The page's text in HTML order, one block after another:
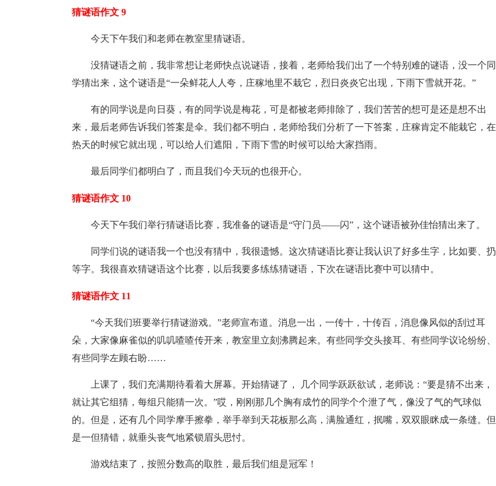
猜谜语作文 9
今天下午我们和老师在教室里猜谜语。
没猜谜语之前，我非常想让老师快点说谜语，接着，老师给我们出了一个特别难的谜语，没一个同
学猜出来，这个谜语是“一朵鲜花人人夸，庄稼地里不栽它，烈日炎炎它出现，下雨下雪就开花。”
有的同学说是向日葵，有的同学说是梅花，可是都被老师排除了，我们苦苦的想可是还是想不出
来，最后老师告诉我们答案是伞。我们都不明白，老师给我们分析了一下答案，庄稼肯定不能栽它，在
热天的时候它就出现，可以给人们遮阳，下雨下雪的时候可以给大家挡雨。
最后同学们都明白了，而且我们今天玩的也很开心。
猜谜语作文 10
今天下午我们举行猜谜语比赛，我准备的谜语是“守门员——闪”，这个谜语被孙佳怡猜出来了。
同学们说的谜语我一个也没有猜中，我很遗憾。这次猜谜语比赛让我认识了好多生字，比如要、扔
等字。我很喜欢猜谜语这个比赛，以后我要多练练猜谜语，下次在谜语比赛中可以猜中。
猜谜语作文 11
“今天我们班要举行猜谜游戏。”老师宣布道。消息一出，一传十，十传百，消息像风似的刮过耳
朵，大家像麻雀似的叽叽喳喳传开来，教室里立刻沸腾起来。有些同学交头接耳、有些同学议论纷纷、
有些同学左顾右盼……
上课了，我们充满期待看着大屏幕。开始猜谜了， 几个同学跃跃欲试，老师说：“要是猜不出来，
就让其它组猜，每组只能猜一次。”哎，刚刚那几个胸有成竹的同学个个泄了气，像没了气的气球似
的。但是，还有几个同学摩手擦拳，举手举到天花板那么高，满脸通红，抿嘴，双双眼眯成一条缝。但
是一但猜错，就垂头丧气地紧锁眉头思忖。
游戏结束了，按照分数高的取胜，最后我们组是冠军！